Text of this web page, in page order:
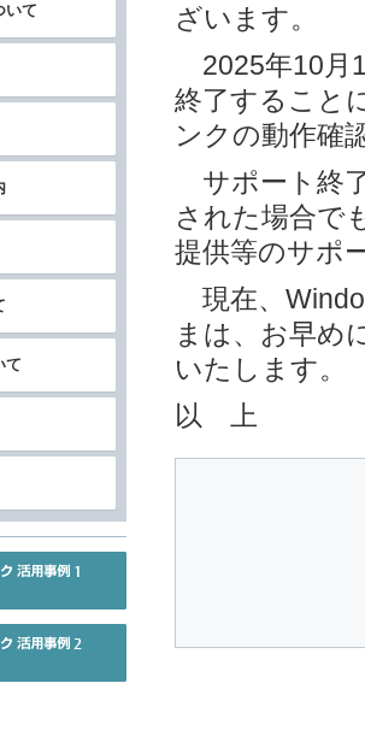
ざいます。
2025年10月
終了すること
ンクの動作確
サポート終
された場合で
提供等のサポ
現在、
まは、お早め
いたします。
以 上
いて
て